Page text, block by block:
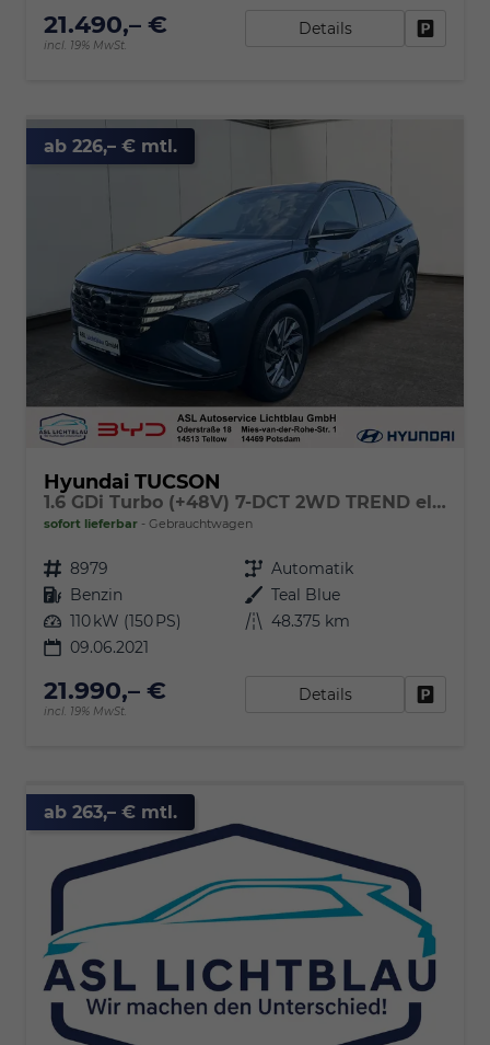
21.490,– €
incl. 19% MwSt.
Details
ab 226,– € mtl.
Hyundai TUCSON
1.6 GDi Turbo (+48V) 7-DCT 2WD TREND elektr. Heckklappe & Assist.-Paket
sofort lieferbar Gebrauchtwagen
Fahrzeugnr. 8979 Getriebe Automatik
Kraftstoff Benzin Außenfarbe Teal Blue
Leistung 110 kW (150 PS) Kilometerstand 48.375 km
09.06.2021
21.990,– €
incl. 19% MwSt.
Details
ab 263,– € mtl.